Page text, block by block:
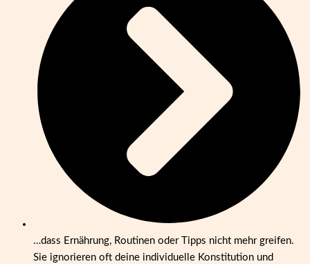
…dass Ernährung, Routinen oder Tipps nicht mehr greifen.
Sie ignorieren oft deine individuelle Konstitution und